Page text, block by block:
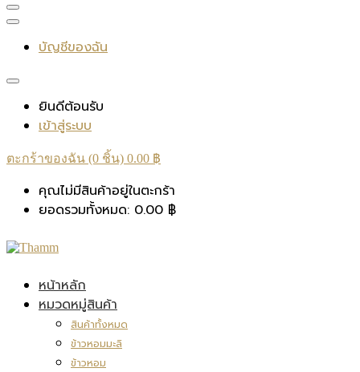
บัญชีของฉัน
ยินดีต้อนรับ
เข้าสู่ระบบ
ตะกร้าของฉัน (0 ชิ้น) 0.00 ฿
คุณไม่มีสินค้าอยู่ในตะกร้า
ยอดรวมทั้งหมด: 0.00 ฿
หน้าหลัก
หมวดหมู่สินค้า
สินค้าทั้งหมด
ข้าวหอมมะลิ
ข้าวหอม